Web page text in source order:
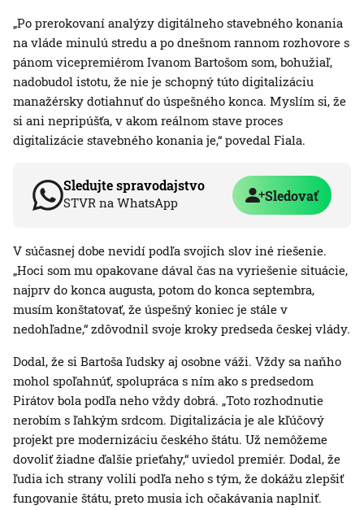
„Po prerokovaní analýzy digitálneho stavebného konania
na vláde minulú stredu a po dnešnom rannom rozhovore s
pánom vicepremiérom Ivanom Bartošom som, bohužiaľ,
nadobudol istotu, že nie je schopný túto digitalizáciu
manažérsky dotiahnuť do úspešného konca. Myslím si, že
si ani nepripúšťa, v akom reálnom stave proces
digitalizácie stavebného konania je,“ povedal Fiala.
Sledujte spravodajstvo
STVR na WhatsApp Sledovať
V súčasnej dobe nevidí podľa svojich slov iné riešenie.
„Hoci som mu opakovane dával čas na vyriešenie situácie,
najprv do konca augusta, potom do konca septembra,
musím konštatovať, že úspešný koniec je stále v
nedohľadne,“ zdôvodnil svoje kroky predseda českej vlády.
Dodal, že si Bartoša ľudsky aj osobne váži. Vždy sa naňho
mohol spoľahnúť, spolupráca s ním ako s predsedom
Pirátov bola podľa neho vždy dobrá. „Toto rozhodnutie
nerobím s ľahkým srdcom. Digitalizácia je ale kľúčový
projekt pre modernizáciu českého štátu. Už nemôžeme
dovoliť žiadne ďalšie prieťahy,“ uviedol premiér. Dodal, že
ľudia ich strany volili podľa neho s tým, že dokážu zlepšiť
fungovanie štátu, preto musia ich očakávania naplniť.